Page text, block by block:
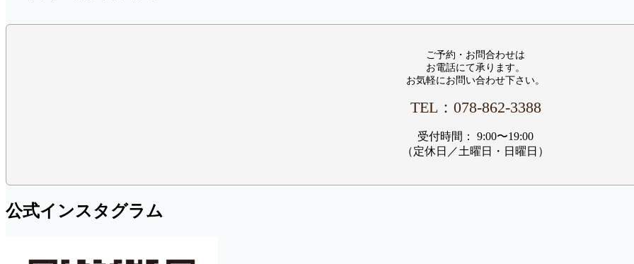
ご予約・お問合わせは
お電話にて承ります。
お気軽にお問い合わせ下さい。
TEL：‭078-862-3388‬
受付時間： 9:00〜19:00
（定休日／土曜日・日曜日）
公式インスタグラム